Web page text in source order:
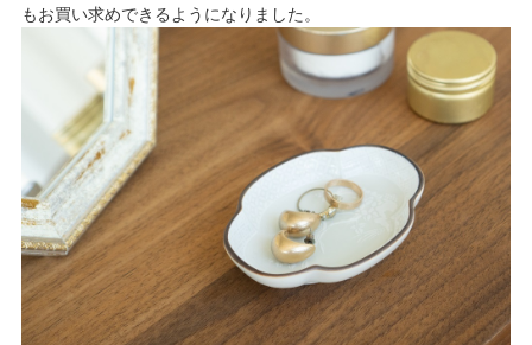
もお買い求めできるようになりました。